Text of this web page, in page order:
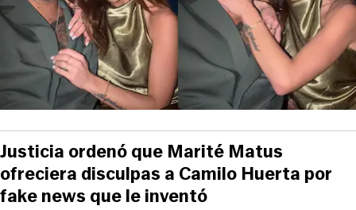
Justicia ordenó que Marité Matus
ofreciera disculpas a Camilo Huerta por
fake news que le inventó